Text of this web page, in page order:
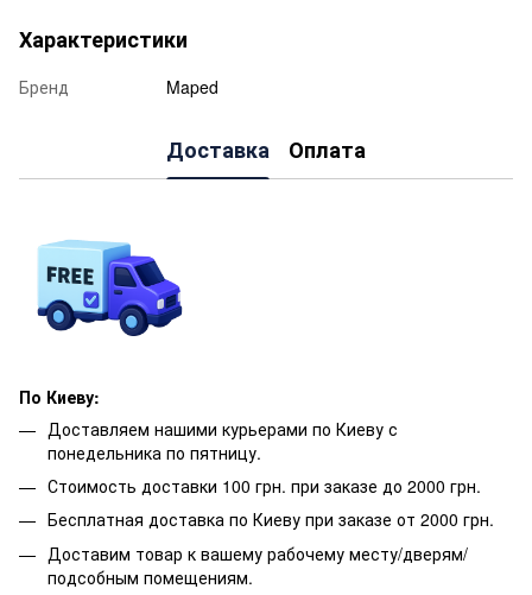
Характеристики
Бренд Maped
Доставка Оплата
По Киеву:
Доставляем нашими курьерами по Киеву с
понедельника по пятницу.
Стоимость доставки 100 грн. при заказе до 2000 грн.
Бесплатная доставка по Киеву при заказе от 2000 грн.
Доставим товар к вашему рабочему месту/дверям/
подсобным помещениям.